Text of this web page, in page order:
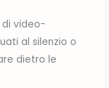
video-
al silenzio o
dietro le